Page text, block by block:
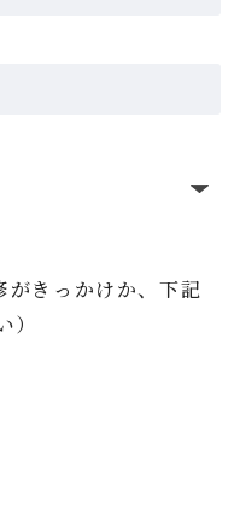
がきっかけか、下記